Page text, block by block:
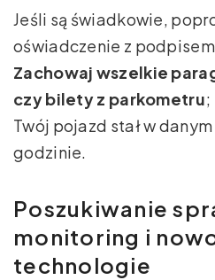
Jeśli są świadkowie,
oświadczenie z
Zachowaj wszelkie
czy bilety z parkometru
Twój pojazd stał w
godzinie.
Poszukiwanie
monitoring i
technologie